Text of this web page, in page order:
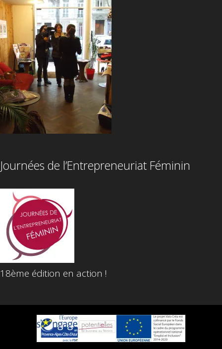
Journées de l’Entrepreneuriat Féminin
18ème édition en action !